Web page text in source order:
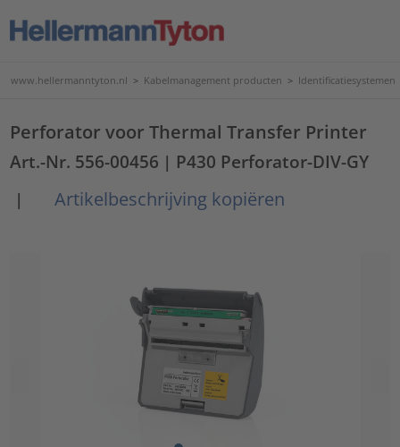
www.hellermanntyton.nl > Kabelmanagement producten > Identificatiesystemen
Perforator voor Thermal Transfer Printer
Art.-Nr. 556-00456 | P430 Perforator-DIV-GY
|
Artikelbeschrijving kopiëren